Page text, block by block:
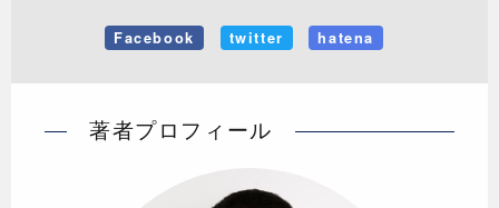
Facebook twitter hatena
著者プロフィール